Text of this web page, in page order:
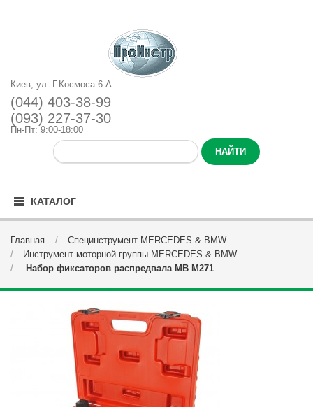
Киев, ул. Г.Космоса 6-А
(044) 403-38-99
(093) 227-37-30
Пн-Пт: 9:00-18:00
КАТАЛОГ
Главная
Специнструмент MERCEDES & BMW
Инструмент моторной группы MERCEDES & BMW
Набор фиксаторов распредвала MB M271